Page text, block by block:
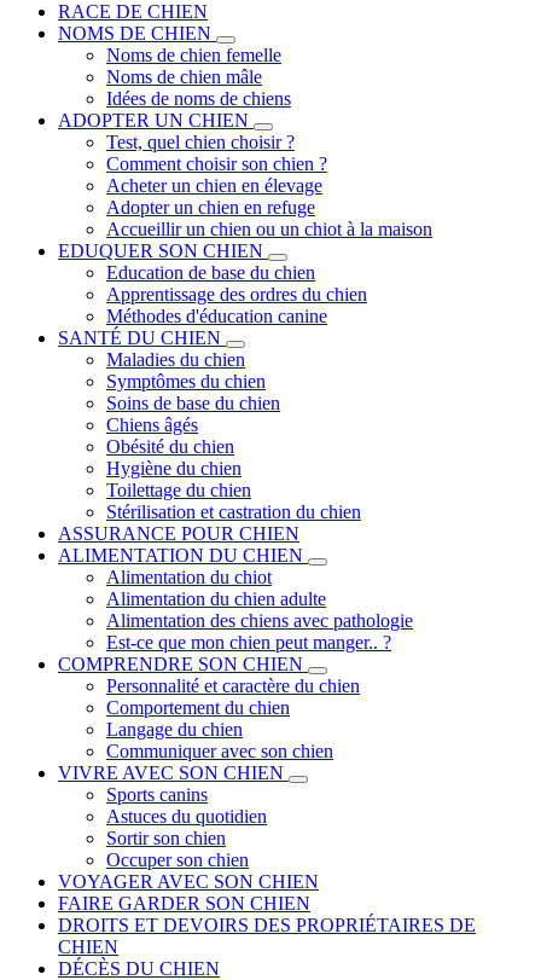
RACE DE CHIEN
NOMS DE CHIEN
Noms de chien femelle
Noms de chien mâle
Idées de noms de chiens
ADOPTER UN CHIEN
Test, quel chien choisir ?
Comment choisir son chien ?
Acheter un chien en élevage
Adopter un chien en refuge
Accueillir un chien ou un chiot à la maison
EDUQUER SON CHIEN
Education de base du chien
Apprentissage des ordres du chien
Méthodes d'éducation canine
SANTÉ DU CHIEN
Maladies du chien
Symptômes du chien
Soins de base du chien
Chiens âgés
Obésité du chien
Hygiène du chien
Toilettage du chien
Stérilisation et castration du chien
ASSURANCE POUR CHIEN
ALIMENTATION DU CHIEN
Alimentation du chiot
Alimentation du chien adulte
Alimentation des chiens avec pathologie
Est-ce que mon chien peut manger.. ?
COMPRENDRE SON CHIEN
Personnalité et caractère du chien
Comportement du chien
Langage du chien
Communiquer avec son chien
VIVRE AVEC SON CHIEN
Sports canins
Astuces du quotidien
Sortir son chien
Occuper son chien
VOYAGER AVEC SON CHIEN
FAIRE GARDER SON CHIEN
DROITS ET DEVOIRS DES PROPRIÉTAIRES DE
CHIEN
DÉCÈS DU CHIEN